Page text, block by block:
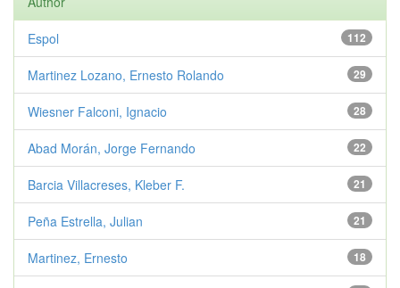
112
Espol
29
Martinez Lozano, Ernesto Rolando
28
Wiesner Falconi, Ignacio
22
Abad Morán, Jorge Fernando
21
Barcia Villacreses, Kleber F.
21
Peña Estrella, Julian
18
Martinez, Ernesto